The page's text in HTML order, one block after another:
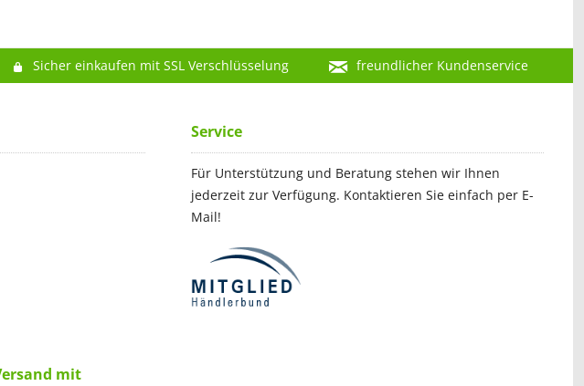
Sicher einkaufen mit SSL Verschlüsselung freundlicher Kundenservice
Service
Für Unterstützung und Beratung stehen wir Ihnen
jederzeit zur Verfügung. Kontaktieren Sie einfach per E-
Mail!
mit